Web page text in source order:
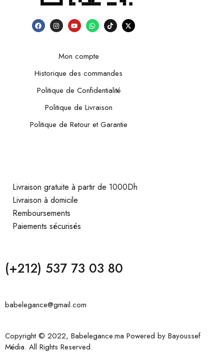
Mon compte
Historique des commandes
Politique de Confidentialité
Politique de Livraison
Politique de Retour et Garantie
Livraison gratuite à partir de 1000Dh
Livraison à domicile
Remboursements
Paiements sécurisés
(+212) 537 73 03 80
babelegance@gmail.com
Copyright © 2022, Babelegance.ma Powered by Bayoussef
Média. All Rights Reserved.